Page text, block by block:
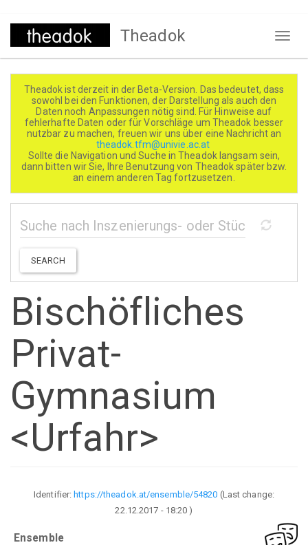
Direkt
Theadok
Theadok ist derzeit in der Beta-Version. Das bedeutet, dass
sowohl bei den Funktionen, der Darstellung als auch den
Daten noch Anpassungen nötig sind. Für Hinweise auf
fehlerhafte Daten oder für Vorschläge um Theadok besser
nutzbar zu machen, freuen wir uns über eine Nachricht an
theadok.tfm@univie.ac.at
Sollte die Navigation und Suche in Theadok langsam sein,
dann bitten wir Sie, Ihre Benutzung von Theadok später bzw.
an einem anderen Tag fortzusetzen.
SEARCH
Bischöfliches
Privat-
Gymnasium
<Urfahr>
Identifier:https://theadok.at/ensemble/54820 (Last change:
22.12.2017 - 18:20 )
Ensemble